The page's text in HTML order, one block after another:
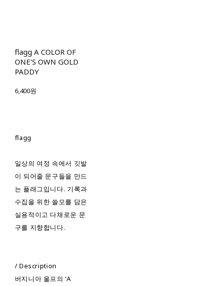
flagg A COLOR OF
ONE’S OWN GOLD
PADDY
6,400원
flagg
일상의 여정 속에서 깃발
이 되어줄 문구들을 만드
는 플래그입니다. 기록과
수집을 위한 쓸모를 담은
실용적이고 다채로운 문
구를 지향합니다.
/ Description
버지니아 울프의 ‘A